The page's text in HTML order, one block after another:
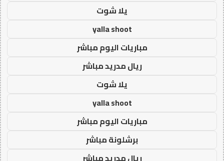
يلا شوت
yalla shoot
مباريات اليوم مباشر
ريال مدريد مباشر
يلا شوت
yalla shoot
مباريات اليوم مباشر
برشلونة مباشر
ريال مدريد مباشر